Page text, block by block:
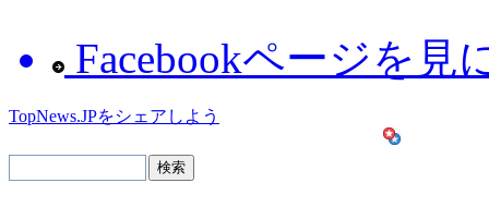
Facebookページを見
TopNews.JPをシェアしよう